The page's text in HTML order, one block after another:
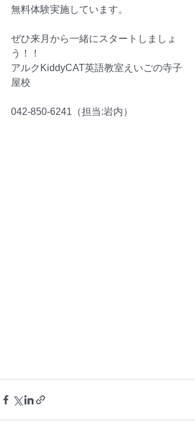
無料体験実施しています。
ぜひ来月から一緒にスタートしましょ
う！！
アルクKiddyCAT英語教室えいごの寺子
屋校
042-850-6241（担当:岩内）